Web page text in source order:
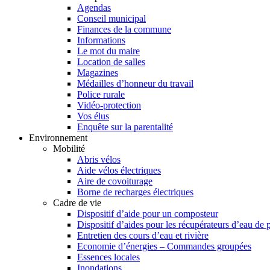
Agendas
Conseil municipal
Finances de la commune
Informations
Le mot du maire
Location de salles
Magazines
Médailles d’honneur du travail
Police rurale
Vidéo-protection
Vos élus
Enquête sur la parentalité
Environnement
Mobilité
Abris vélos
Aide vélos électriques
Aire de covoiturage
Borne de recharges électriques
Cadre de vie
Dispositif d’aide pour un composteur
Dispositif d’aides pour les récupérateurs d’eau de
Entretien des cours d’eau et rivière
Economie d’énergies – Commandes groupées
Essences locales
Inondations